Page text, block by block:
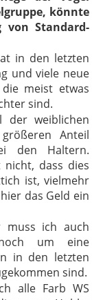
könnte
Standard-
in den letzten
und viele neue
meist etwas
sind.
der weiblichen
Anteil
den Haltern.
nicht, dass dies
ist, vielmehr
das Geld ein
muss ich auch
um eine
in den letzten
sind.
alle Farb WS